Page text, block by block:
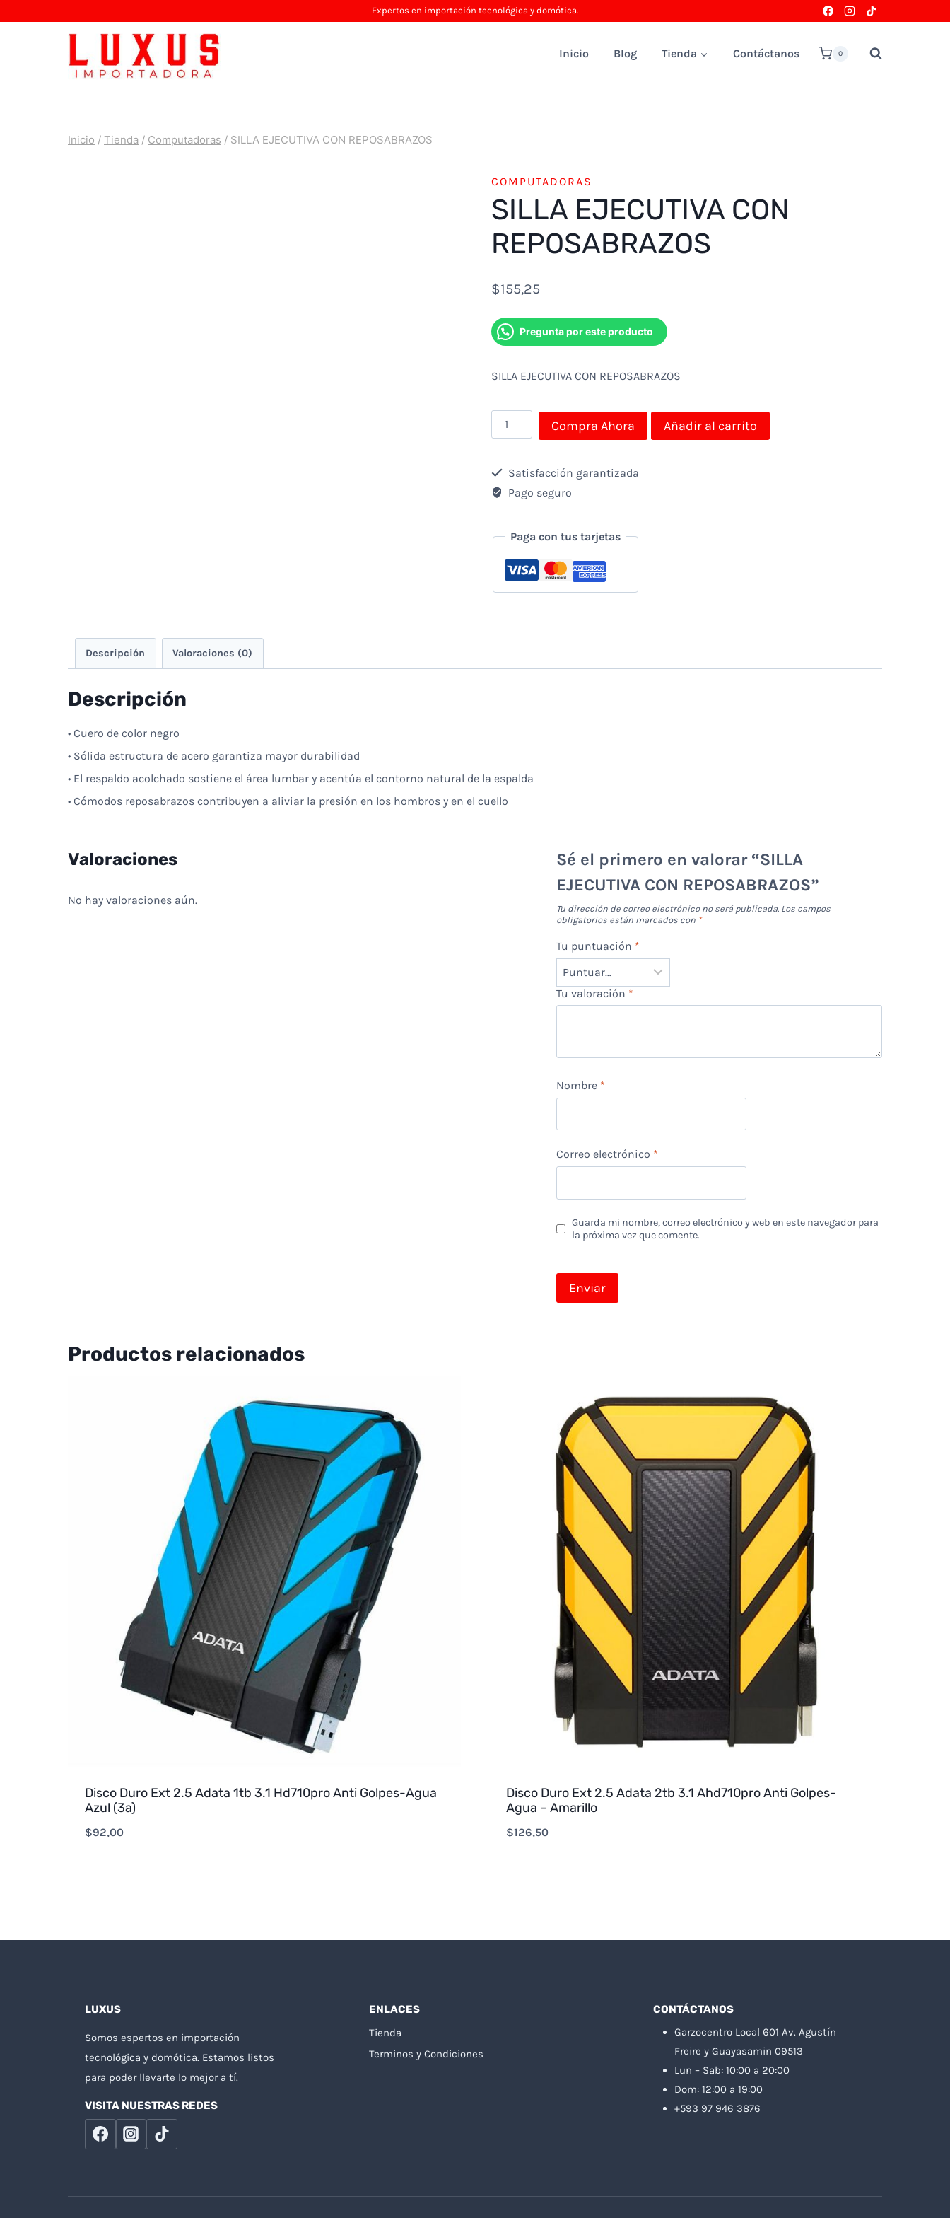
Expertos en importación tecnológica y domótica.
Inicio Blog Tienda Contáctanos 0
Inicio / Tienda / Computadoras / SILLA EJECUTIVA CON REPOSABRAZOS
COMPUTADORAS
SILLA EJECUTIVA CON
REPOSABRAZOS
$155,25
Pregunta por este producto
SILLA EJECUTIVA CON REPOSABRAZOS
SILLA
EJECUTIVA
CON
REPOSABRAZOS
Compra Ahora Añadir al carrito
Satisfacción garantizada
Pago seguro
Paga con tus tarjetas
Descripción Valoraciones (0)
Descripción
• Cuero de color negro
• Sólida estructura de acero garantiza mayor durabilidad
• El respaldo acolchado sostiene el área lumbar y acentúa el contorno natural de la espalda
• Cómodos reposabrazos contribuyen a aliviar la presión en los hombros y en el cuello
Valoraciones
No hay valoraciones aún.
Sé el primero en valorar “SILLA
EJECUTIVA CON REPOSABRAZOS”
Tu dirección de correo electrónico no será publicada. Los campos
obligatorios están marcados con *
Tu puntuación *
Tu valoración *
Nombre *
Correo electrónico *
Guarda mi nombre, correo electrónico y web en este navegador para
la próxima vez que comente.
Productos relacionados
Disco Duro Ext 2.5 Adata 1tb 3.1 Hd710pro Anti Golpes-Agua
Azul (3a)
$92,00
Disco Duro Ext 2.5 Adata 2tb 3.1 Ahd710pro Anti Golpes-
Agua – Amarillo
$126,50
LUXUS
Somos espertos en importación
tecnológica y domótica. Estamos listos
para poder llevarte lo mejor a tí.
VISITA NUESTRAS REDES
ENLACES
Tienda
Terminos y Condiciones
CONTÁCTANOS
Garzocentro Local 601 Av. Agustín
Freire y Guayasamin 09513
Lun – Sab: 10:00 a 20:00
Dom: 12:00 a 19:00
+593 97 946 3876